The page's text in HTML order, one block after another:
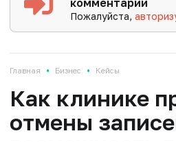
комментарии
Пожалуйста,
Главная • Бизнес • Кейсы
Как клинике
отмены